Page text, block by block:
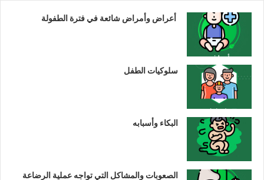
أعراض وأمراض شائعة في فترة الطفولة
سلوكيات الطفل
البكاء وأسبابه
الصعوبات والمشاكل التي تواجه عملية الرضاعة